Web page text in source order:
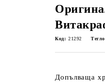
Код: 21292
Допълваща